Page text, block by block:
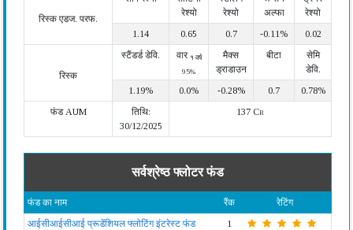
रिस्क एडज. परफ.
रेश्यो
रेश्यो
अल्फा
रेश्यो
1.14
0.65 0.7 -0.11% 0.02
रिस्क
स्टैंडर्ड डेवि. वार १ वर्ष
95%
मैक्स
ड्राडाउन
बीटा
सेमि
डेवि.
1.19%
0.0% -0.28% 0.7
0.78%
फंड AUM
तिथि:
30/12/2025
137 Cr
सर्वश्रेष्ठ फ्लोटर फंड
फंड का नाम रैंक
रेटिंग
आईसीआईसीआई प्रूडेंशियल फ्लोटिंग इंटरेस्ट फंड
1